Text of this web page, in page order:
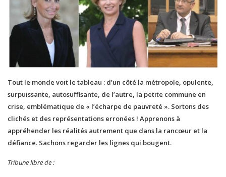
Tout le monde voit le tableau : d’un côté la métropole, opulente,
surpuissante, autosuffisante, de l’autre, la petite commune en
crise, emblématique de « l’écharpe de pauvreté ». Sortons des
clichés et des représentations erronées ! Apprenons à
appréhender les réalités autrement que dans la rancœur et la
défiance. Sachons regarder les lignes qui bougent.
Tribune libre de :